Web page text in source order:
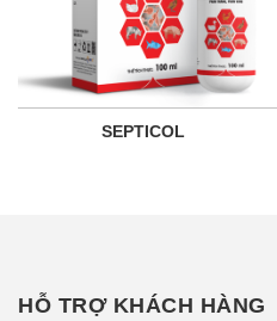
SEPTICOL
HỖ TRỢ KHÁCH HÀNG